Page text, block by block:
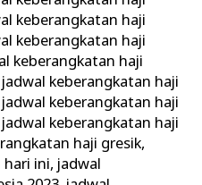
keberangkatan haji
keberangkatan haji
keberangkatan haji
jadwal keberangkatan haji
jadwal keberangkatan haji
jadwal keberangkatan haji
haji gresik,
hari ini, jadwal